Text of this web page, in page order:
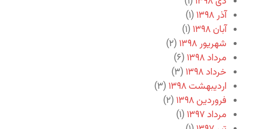
آذر ۱۳۹۸
(۱)
آبان ۱۳۹۸
(۱)
شهریور ۱۳۹۸
(۲)
مرداد ۱۳۹۸
(۶)
خرداد ۱۳۹۸
(۳)
اردیبهشت ۱۳۹۸
(۳)
فروردین ۱۳۹۸
(۲)
مرداد ۱۳۹۷
(۱)